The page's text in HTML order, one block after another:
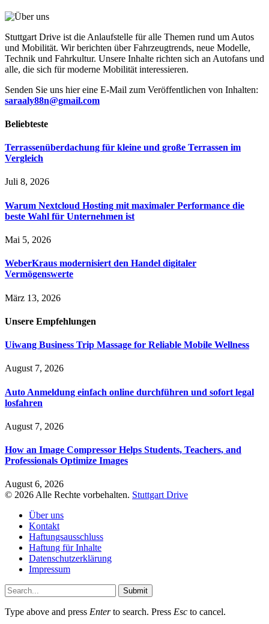
Stuttgart Drive ist die Anlaufstelle für alle Themen rund um Autos
und Mobilität. Wir berichten über Fahrzeugtrends, neue Modelle,
Technik und Fahrkultur. Unsere Inhalte richten sich an Autofans und
alle, die sich für moderne Mobilität interessieren.
Senden Sie uns hier eine E-Mail zum Veröffentlichen von Inhalten:
saraaly88n@gmail.com
Beliebteste
Terrassenüberdachung für kleine und große Terrassen im
Vergleich
Juli 8, 2026
Warum Nextcloud Hosting mit maximaler Performance die
beste Wahl für Unternehmen ist
Mai 5, 2026
WeberKraus modernisiert den Handel digitaler
Vermögenswerte
März 13, 2026
Unsere Empfehlungen
Uiwang Business Trip Massage for Reliable Mobile Wellness
August 7, 2026
Auto Anmeldung einfach online durchführen und sofort legal
losfahren
August 7, 2026
How an Image Compressor Helps Students, Teachers, and
Professionals Optimize Images
August 6, 2026
© 2026 Alle Rechte vorbehalten. Stuttgart Drive
Über uns
Kontakt
Haftungsausschluss
Haftung für Inhalte
Datenschutzerklärung
Impressum
Submit
Type above and press Enterto search. Press Esc to cancel.